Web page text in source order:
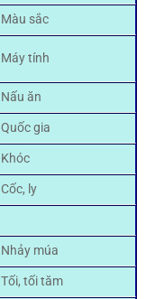
Màu sắc
Máy tính
Nấu ăn
Quốc gia
Khóc
Cốc, ly
Nhảy múa
Tối, tối tăm